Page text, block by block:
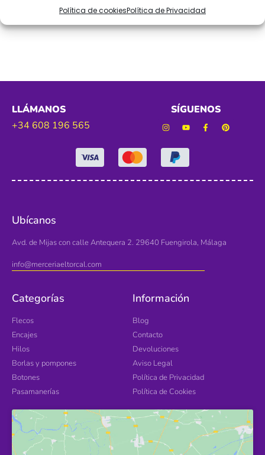
Política de cookiesPolítica de Privacidad
LLÁMANOS
+34 608 196 565
SÍGUENOS
Ubícanos
Avd. de Mijas con calle Antequera 2. 29640 Fuengirola, Málaga
info@merceriaeltorcal.com
Categorías
Flecos
Encajes
Hilos
Borlas y pompones
Botones
Pasamanerías
Información
Blog
Contacto
Devoluciones
Aviso Legal
Política de Privacidad
Política de Cookies